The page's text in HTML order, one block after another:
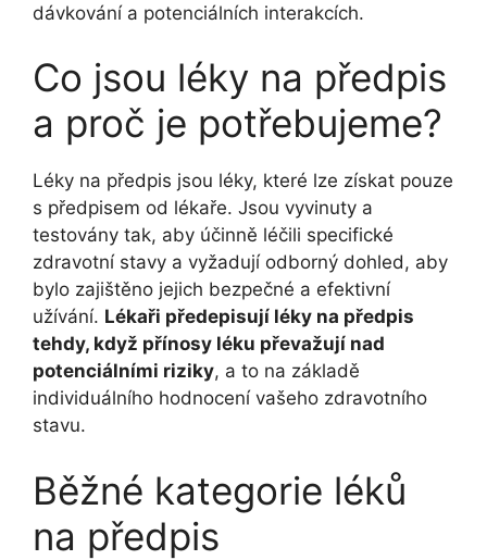
dávkování a potenciálních interakcích.
Co jsou léky na předpis
a proč je potřebujeme?
Léky na předpis jsou léky, které lze získat pouze
s předpisem od lékaře. Jsou vyvinuty a
testovány tak, aby účinně léčili specifické
zdravotní stavy a vyžadují odborný dohled, aby
bylo zajištěno jejich bezpečné a efektivní
užívání. Lékaři předepisují léky na předpis
tehdy, když přínosy léku převažují nad
potenciálními riziky, a to na základě
individuálního hodnocení vašeho zdravotního
stavu.
Běžné kategorie léků
na předpis